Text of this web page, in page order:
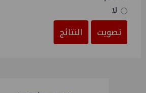
لا
تصويت
النتائج